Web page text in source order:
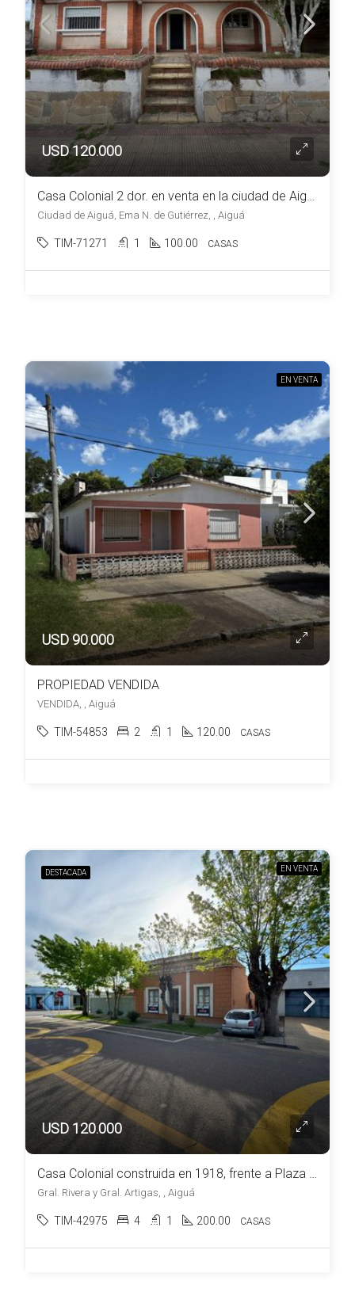
USD 120.000
Casa Colonial 2 dor. en venta en la ciudad de Aiguá
Ciudad de Aiguá, Ema N. de Gutiérrez, , Aiguá
TIM-71271 1 100.00 CASAS
EN VENTA
USD 90.000
PROPIEDAD VENDIDA
VENDIDA, , Aiguá
TIM-54853 2 1 120.00 CASAS
DESTACADA EN VENTA
USD 120.000
Casa Colonial construida en 1918, frente a Plaza en venta en Aiguá
Gral. Rivera y Gral. Artigas, , Aiguá
TIM-42975 4 1 200.00 CASAS